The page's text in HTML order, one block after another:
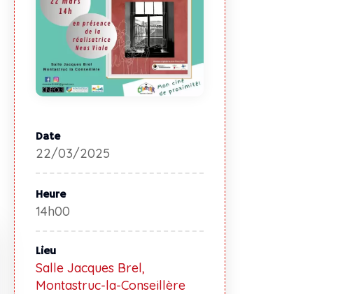
Date
22/03/2025
Heure
14h00
Lieu
Salle Jacques Brel,
Montastruc-la-Conseillère